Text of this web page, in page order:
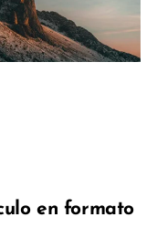
en formato